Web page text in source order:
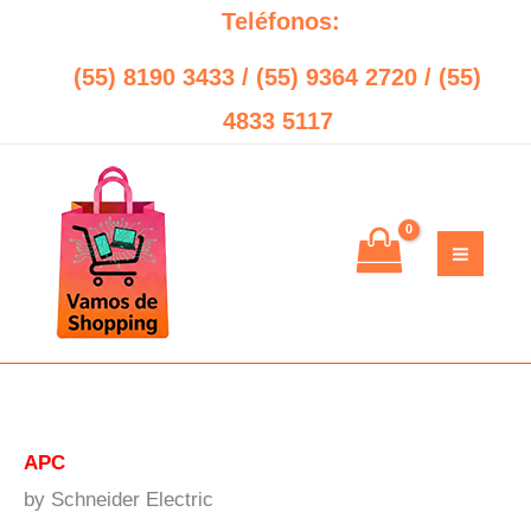
contenido
Teléfonos:
(55) 8190 3433 / (55) 9364 2720 / (55)
4833 5117
APC
by Schneider Electric
by
low
to
high